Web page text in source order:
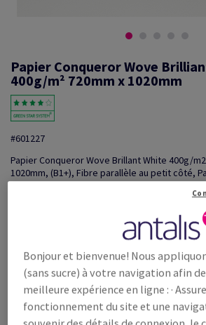
Papier Conqueror Wove
400g/m² 720mm x 1020mm
#601227
Papier Conqueror Wove Brillant White 400g/
1020mm, (B1+), Fibre parallèle au petit côté,
/ 1 000 feuille(s)
(294 kg )
EN STOCK
Bonjour et bienvenue! Nous
(sans sucre) à votre navigation afin
meilleure expérience en ligne : ·
fonctionnement du site et une